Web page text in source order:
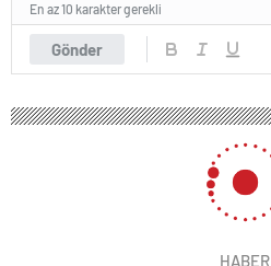
Gönder
En az 10 karakter gerekli
HABER